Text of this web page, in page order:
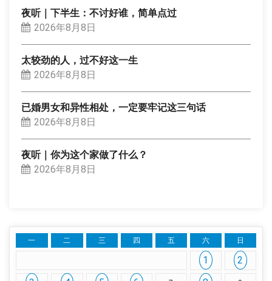
夜听｜下半生：不讨好谁，简单点过
2026年8月8日
太较劲的人，过不好这一生
2026年8月8日
已婚男女和异性相处，一定要牢记这三句话
2026年8月8日
夜听｜你为这个家做了什么？
2026年8月8日
一 二 三 四 五 六 日
1
2